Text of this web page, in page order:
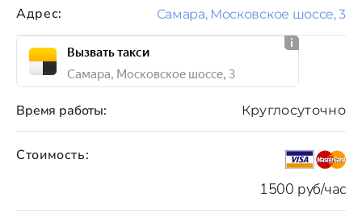
Стоимость:
1500 руб/час
Время работы: Круглосуточно
Адрес: Самара, Московское шоссе, 3
Вызвать такси
Самара, Московское шоссе, 3